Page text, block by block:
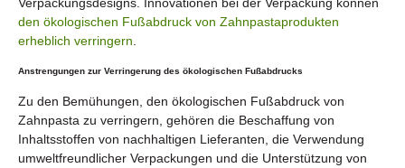
Verpackungsdesigns. Innovationen bei der Verpackung können
den ökologischen Fußabdruck von Zahnpastaprodukten
erheblich verringern.
Anstrengungen zur Verringerung des ökologischen Fußabdrucks
Zu den Bemühungen, den ökologischen Fußabdruck von
Zahnpasta zu verringern, gehören die Beschaffung von
Inhaltsstoffen von nachhaltigen Lieferanten, die Verwendung
umweltfreundlicher Verpackungen und die Unterstützung von